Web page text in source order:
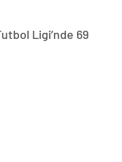
Ligi’nde 69